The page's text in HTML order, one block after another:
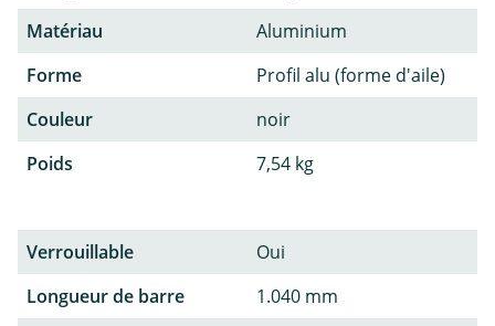
Matériau
Aluminium
Forme
Profil alu (forme d'aile)
Couleur
noir
Poids
7,54 kg
Verrouillable
Oui
Longueur de barre
1.040 mm